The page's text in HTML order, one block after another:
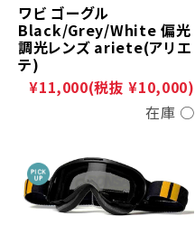
ワビ ゴーグル
Black/Grey/White 偏光
調光レンズ ariete(アリエ
テ)
¥11,000(税抜 ¥10,000)
在庫 ○